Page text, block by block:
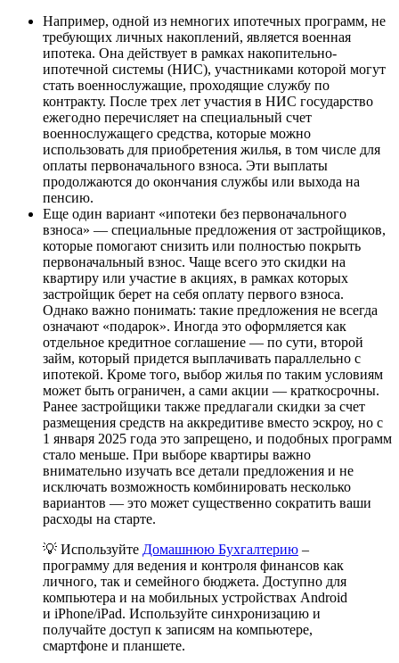
Например, одной из немногих ипотечных программ, не
требующих личных накоплений, является военная
ипотека. Она действует в рамках накопительно-
ипотечной системы (НИС), участниками которой могут
стать военнослужащие, проходящие службу по
контракту. После трех лет участия в НИС государство
ежегодно перечисляет на специальный счет
военнослужащего средства, которые можно
использовать для приобретения жилья, в том числе для
оплаты первоначального взноса. Эти выплаты
продолжаются до окончания службы или выхода на
пенсию.
Еще один вариант «ипотеки без первоначального
взноса» — специальные предложения от застройщиков,
которые помогают снизить или полностью покрыть
первоначальный взнос. Чаще всего это скидки на
квартиру или участие в акциях, в рамках которых
застройщик берет на себя оплату первого взноса.
Однако важно понимать: такие предложения не всегда
означают «подарок». Иногда это оформляется как
отдельное кредитное соглашение — по сути, второй
займ, который придется выплачивать параллельно с
ипотекой. Кроме того, выбор жилья по таким условиям
может быть ограничен, а сами акции — краткосрочны.
Ранее застройщики также предлагали скидки за счет
размещения средств на аккредитиве вместо эскроу, но с
1 января 2025 года это запрещено, и подобных программ
стало меньше. При выборе квартиры важно
внимательно изучать все детали предложения и не
исключать возможность комбинировать несколько
вариантов — это может существенно сократить ваши
расходы на старте.
💡 Используйте Домашнюю Бухгалтерию –
программу для ведения и контроля финансов как
личного, так и семейного бюджета. Доступно для
компьютера и на мобильных устройствах Android
и iPhone/iPad. Используйте синхронизацию и
получайте доступ к записям на компьютере,
смартфоне и планшете.